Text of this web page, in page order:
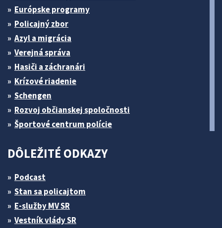
Európske programy
Policajný zbor
Azyl a migrácia
Verejná správa
Hasiči a záchranári
Krízové riadenie
Schengen
Rozvoj občianskej spoločnosti
Športové centrum polície
DÔLEŽITÉ ODKAZY
Podcast
Stan sa policajtom
E-služby MV SR
Vestník vlády SR